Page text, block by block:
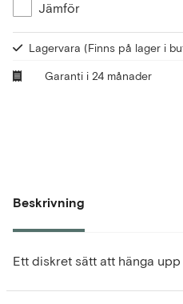
Jämför
Lagervara (Finns på lager i
Garanti i 24 månader
Beskrivning
Ett diskret sätt att hänga